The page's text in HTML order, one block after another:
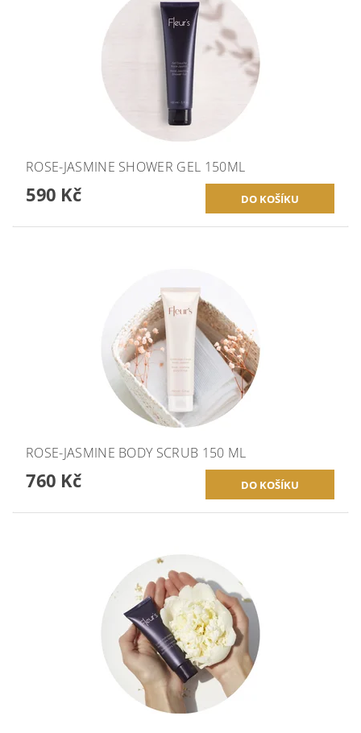
ROSE-JASMINE SHOWER GEL 150ML
590 Kč
ROSE-JASMINE BODY SCRUB 150 ML
760 Kč